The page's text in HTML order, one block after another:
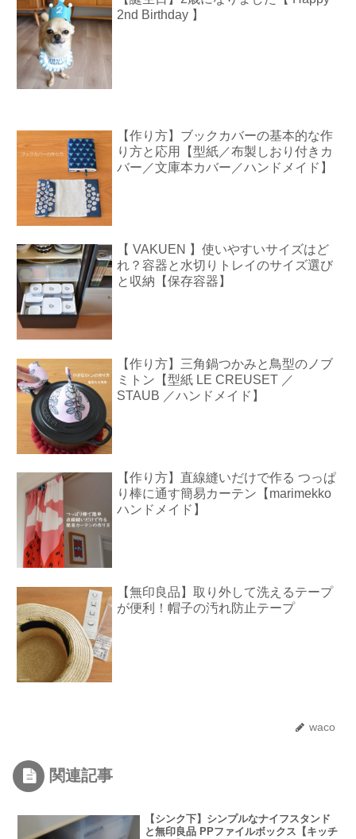
2nd Birthday 】
【作り方】ブックカバーの基本的な作
り方と応用【型紙／布製しおり付きカ
バー／文庫本カバー／ハンドメイド】
【 VAKUEN 】使いやすいサイズはど
れ？容器と水切りトレイのサイズ選び
と収納【保存容器】
【作り方】三角鍋つかみと鳥型のノブ
ミトン【型紙 LE CREUSET ／
STAUB ／ハンドメイド】
【作り方】直線縫いだけで作る つっぱ
り棒に通す簡易カーテン【marimekko
ハンドメイド】
【無印良品】取り外して洗えるテープ
が便利！帽子の汚れ防止テープ
waco
関連記事
【シンク下】シンプルなナイフスタンド
と無印良品 PPファイルボックス【キッチ